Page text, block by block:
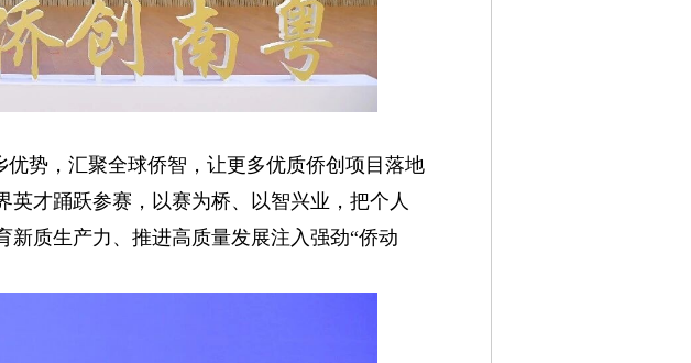
势，汇聚全球侨智，让更多优质侨创项目落地
才踊跃参赛，以赛为桥、以智兴业，把个人
质生产力、推进高质量发展注入强劲“侨动